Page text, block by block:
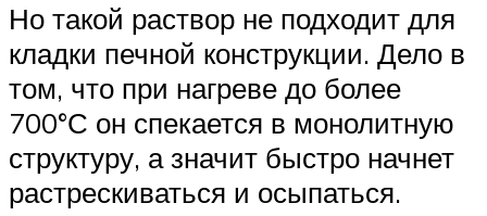
Но такой раствор не подходит для
кладки печной конструкции. Дело в
том, что при нагреве до более
700°С он спекается в монолитную
структуру, а значит быстро начнет
растрескиваться и осыпаться.